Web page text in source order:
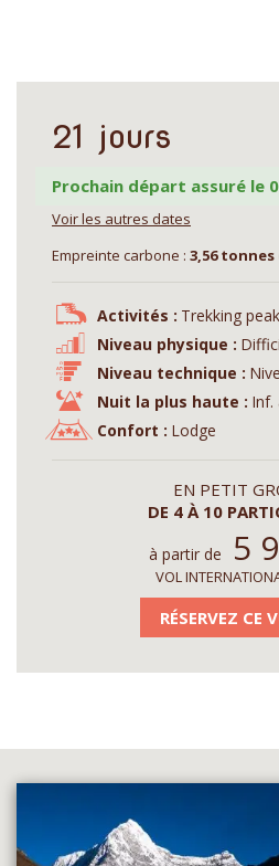
21 jours
Prochain départ assuré le
Voir les autres dates
Empreinte carbone : 3,56 tonnes
Activités : Trekking
Niveau physique :
Niveau technique :
Nuit la plus haute : Inf.
Confort : Lodge
EN PETIT
DE 4 À 10
à partir de 5
VOL
RÉSERVEZ CE